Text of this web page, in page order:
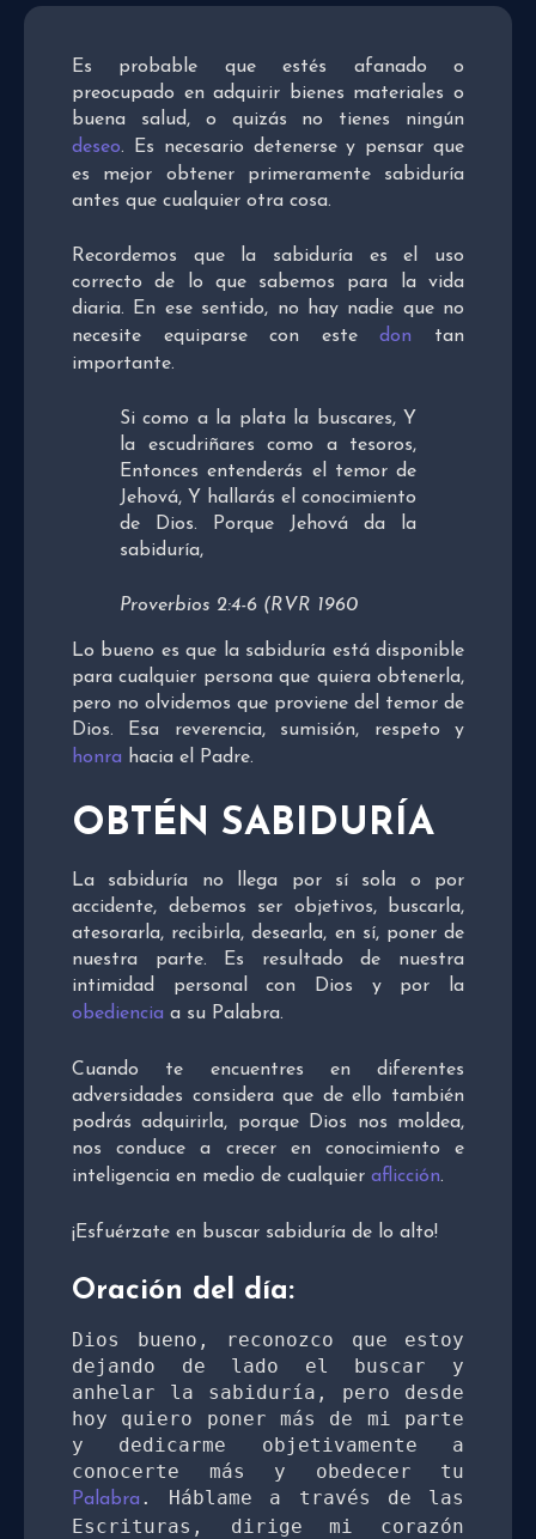
Es probable que estés afanado o
preocupado en adquirir bienes materiales o
buena salud, o quizás no tienes ningún
deseo. Es necesario detenerse y pensar que
es mejor obtener primeramente sabiduría
antes que cualquier otra cosa.
Recordemos que la sabiduría es el uso
correcto de lo que sabemos para la vida
diaria. En ese sentido, no hay nadie que no
necesite equiparse con estedon tan
importante.
Si como a la plata la buscares, Y
la escudriñares como a tesoros,
Entonces entenderás el temor de
Jehová, Y hallarás el conocimiento
de Dios. Porque Jehová da la
sabiduría,
Proverbios 2:4-6 (RVR 1960
Lo bueno es que la sabiduría está disponible
para cualquier persona que quiera obtenerla,
pero no olvidemos que proviene del temor de
Dios. Esa reverencia, sumisión, respeto y
honra hacia el Padre.
OBTÉN SABIDURÍA
La sabiduría no llega por sí sola o por
accidente, debemos ser objetivos, buscarla,
atesorarla, recibirla, desearla, en sí, poner de
nuestra parte. Es resultado de nuestra
intimidad personal con Dios y por la
obediencia a su Palabra.
Cuando te encuentres en diferentes
adversidades considera que de ello también
podrás adquirirla, porque Dios nos moldea,
nos conduce a crecer en conocimiento e
inteligencia en medio de cualquier aflicción.
¡Esfuérzate en buscar sabiduría de lo alto!
Oración del día:
Dios bueno, reconozco que estoy
dejando de lado el buscar y
anhelar la sabiduría, pero desde
hoy quiero poner más de mi parte
y dedicarme objetivamente a
Palabra . Háblame a través de las
Escrituras, dirige mi corazón